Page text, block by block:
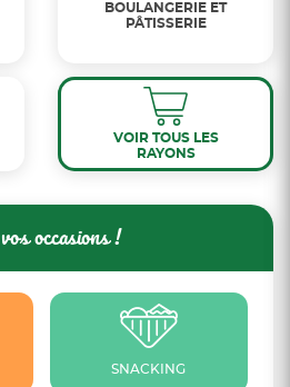
BOULANGERIE ET
PÂTISSERIE
VOIR TOUS LES
RAYONS
vos occasions !
SNACKING